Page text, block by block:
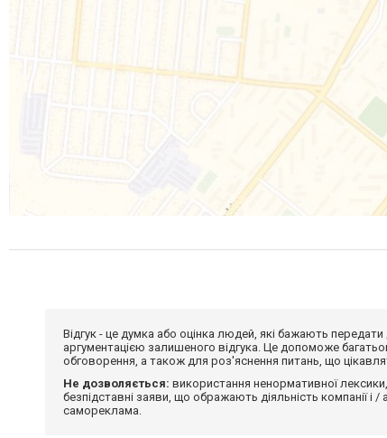
Відгук - це думка або оцінка людей, які бажають
аргументацією залишеного відгука. Це допоможе
обговорення, а також для роз'яснення питань, що
Не дозволяється: використання ненормативної
безпідставні заяви, що ображають діяльність компанії і
самореклама.